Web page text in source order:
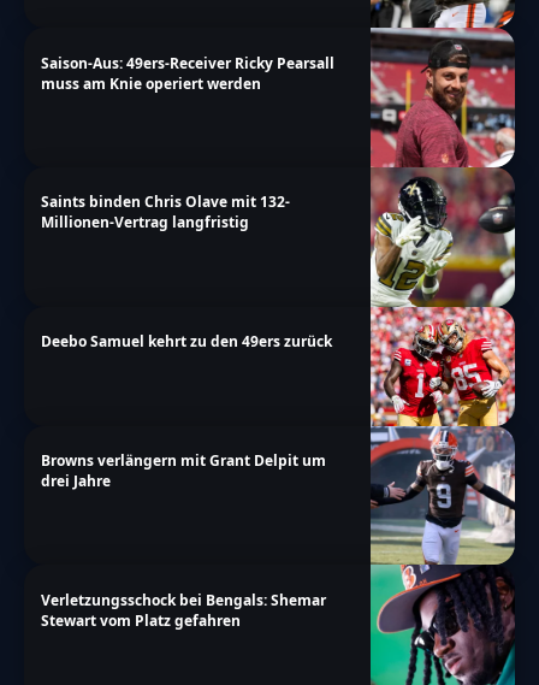
Saison-Aus: 49ers-Receiver Ricky Pearsall
muss am Knie operiert werden
Saints binden Chris Olave mit 132-
Millionen-Vertrag langfristig
Deebo Samuel kehrt zu den 49ers zurück
Browns verlängern mit Grant Delpit um
drei Jahre
Verletzungsschock bei Bengals: Shemar
Stewart vom Platz gefahren